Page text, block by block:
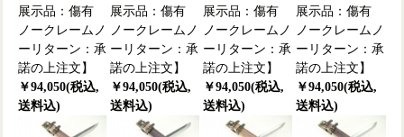
展示品：傷有
ノークレームノ
ーリターン：承
諾の上注文】
￥94,050(税込,
送料込)
展示品：傷有
ノークレームノ
ーリターン：承
諾の上注文】
￥94,050(税込,
送料込)
展示品：傷有
ノークレームノ
ーリターン：承
諾の上注文】
￥94,050(税込,
送料込)
展示品：傷有
ノークレームノ
ーリターン：承
諾の上注文】
￥94,050(税込,
送料込)